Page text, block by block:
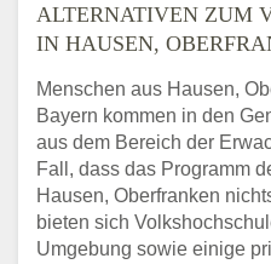
ALTERNATIVEN ZUM
IN HAUSEN,
Menschen aus Hausen,
Bayern kommen in den
aus dem Bereich der
Fall, dass das Programm
Hausen, Oberfranken
bieten sich
Umgebung sowie einige